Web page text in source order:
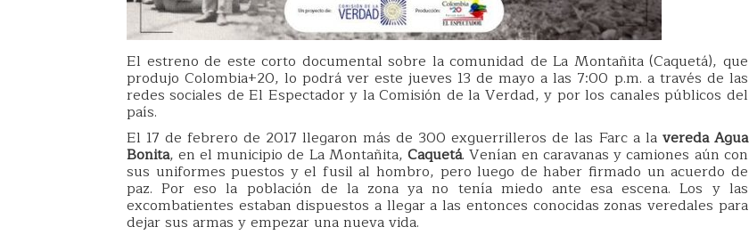
El estreno de este corto documental sobre la comunidad de La Montañita (Caquetá), que
produjo Colombia+20, lo podrá ver este jueves 13 de mayo a las 7:00 p.m. a través de las
redes sociales de El Espectador y la Comisión de la Verdad, y por los canales públicos del
país.
El 17 de febrero de 2017 llegaron más de 300 exguerrilleros de las Farc a la vereda Agua
Bonita, en el municipio de La Montañita, Caquetá. Venían en caravanas y camiones aún con
sus uniformes puestos y el fusil al hombro, pero luego de haber firmado un acuerdo de
paz. Por eso la población de la zona ya no tenía miedo ante esa escena. Los y las
excombatientes estaban dispuestos a llegar a las entonces conocidas zonas veredales para
dejar sus armas y empezar una nueva vida.